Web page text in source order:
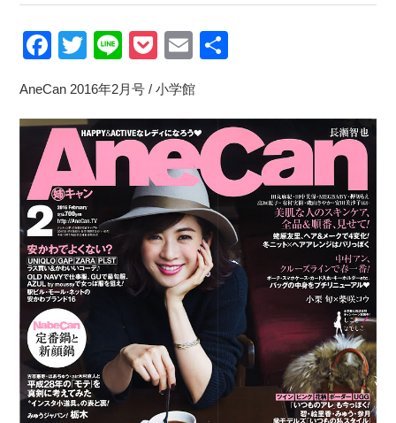
Facebook
Twitter
LinePocket
Email
AneCan 2016年2月号 / 小学館